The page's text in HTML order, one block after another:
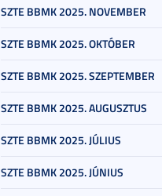
SZTE BBMK 2025. NOVEMBER
SZTE BBMK 2025. OKTÓBER
SZTE BBMK 2025. SZEPTEMBER
SZTE BBMK 2025. AUGUSZTUS
SZTE BBMK 2025. JÚLIUS
SZTE BBMK 2025. JÚNIUS